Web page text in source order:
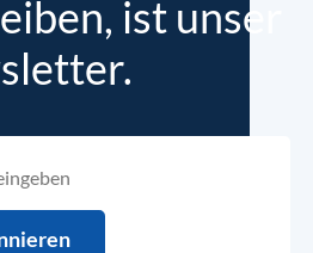
ist unser